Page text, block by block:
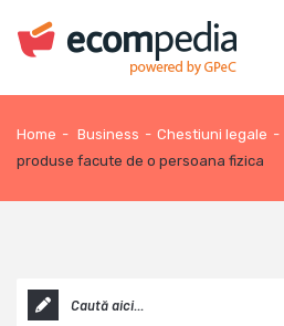
Home - Business - Chestiuni legale -
produse facute de o persoana fizica